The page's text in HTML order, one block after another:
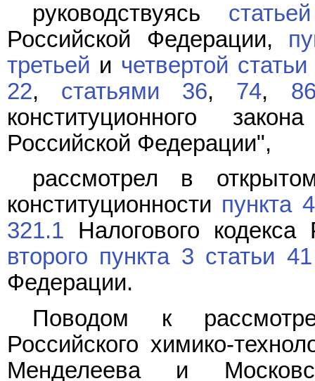
руководствуясь
Российской Федерации,
третьей и четвертой
22, статьями 36, 74,
конституционного
Российской Федерации",
рассмотрел в
конституционности пункта
321.1 Налогового
второго пункта 3 статьи 41
Федерации.
Поводом к
Российского химико-
Менделеева и